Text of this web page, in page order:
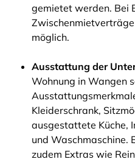
gemietet werden. Bei
möglich.
Ausstattung der
Wohnung in Wangen
Kleiderschrank,
ausgestattete Küche,
und Waschmaschine.
zudem Extras wie